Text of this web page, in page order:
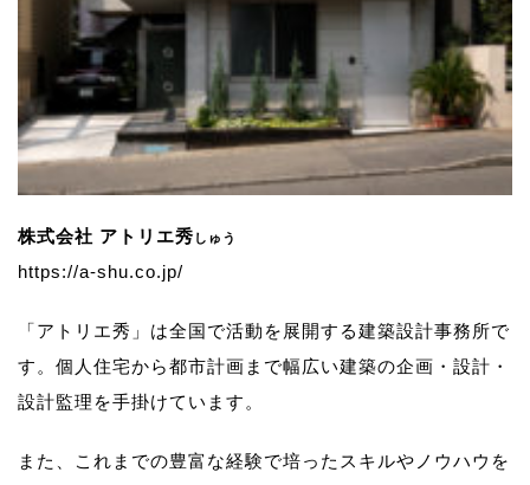
株式会社 アトリエ秀 しゅう
https://a-shu.co.jp/
「アトリエ秀」は全国で活動を展開する建築設計事務所で
す。 個人住宅から都市計画まで幅広い建築の企画・設計・
設計監理を手掛けています。
また、これまでの豊富な経験で培ったスキルやノウハウを